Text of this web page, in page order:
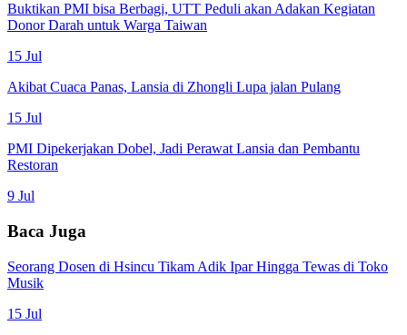
Buktikan PMI bisa Berbagi, UTT Peduli akan Adakan Kegiatan
Donor Darah untuk Warga Taiwan
15 Jul
Akibat Cuaca Panas, Lansia di Zhongli Lupa jalan Pulang
15 Jul
PMI Dipekerjakan Dobel, Jadi Perawat Lansia dan Pembantu
Restoran
9 Jul
Baca Juga
Seorang Dosen di Hsincu Tikam Adik Ipar Hingga Tewas di Toko
Musik
15 Jul